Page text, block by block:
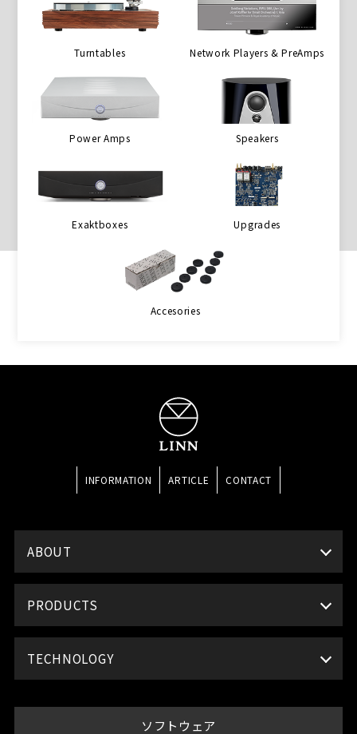
Turntables Network Players & PreAmps
Power Amps Speakers
Exaktboxes Upgrades
Accesories
INFORMATION ARTICLE CONTACT
ABOUT
PRODUCTS
TECHNOLOGY
ソフトウェア